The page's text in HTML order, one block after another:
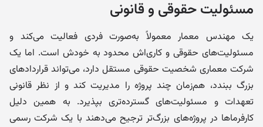
مسئولیت حقوقی و قانونی
یک مهندس معمار معمولاً به‌صورت فردی فعالیت می‌کند و
مسئولیت‌های حقوقی و کاری‌اش محدود به خودش است. اما یک
شرکت معماری شخصیت حقوقی مستقل دارد، می‌تواند قراردادهای
بزرگ ببندد، هم‌زمان چند پروژه را مدیریت کند و از نظر قانونی
تعهدات و مسئولیت‌های گسترده‌تری بپذیرد. به همین دلیل
کارفرماها در پروژه‌های بزرگ‌تر ترجیح می‌دهند با یک شرکت رسمی